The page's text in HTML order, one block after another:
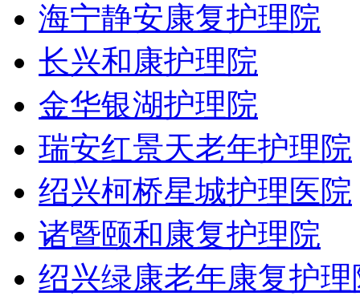
海宁静安康复护理院
长兴和康护理院
金华银湖护理院
瑞安红景天老年护理院
绍兴柯桥星城护理医院
诸暨颐和康复护理院
绍兴绿康老年康复护理